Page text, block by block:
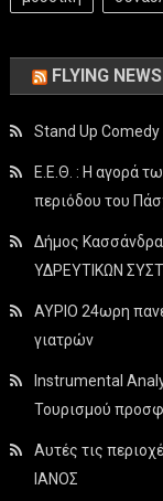
FLYING NEWS
Stand Up
Ε.Ε.Θ. : Η αγορά
περιόδου του
Δήμος
ΥΔΡΕΥΤΙΚΩΝ
ΑΥΡΙΟ 24ωρη
γιατρών
Instrumental
Τουρισμού
Αυτές τις
ΙΑΝΟΣ